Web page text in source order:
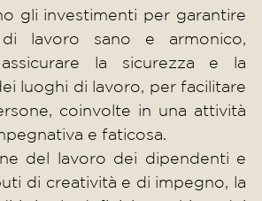
gli investimenti per garantire
lavoro sano e armonico,
la sicurezza e la
luoghi di lavoro, per facilitare
coinvolte in una attività
e faticosa.
del lavoro dei dipendenti e
di creatività e di impegno, la